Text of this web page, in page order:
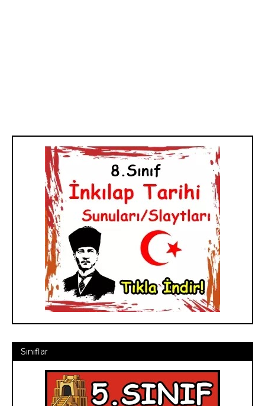
Sınıflar